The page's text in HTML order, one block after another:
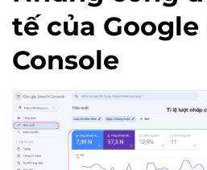
tế của Google
Console